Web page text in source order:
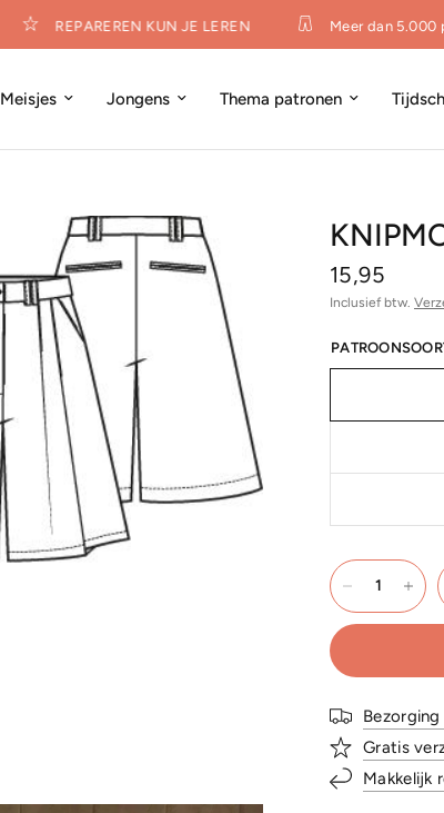
REPAREREN KUN JE LEREN Meer dan 5.000
Meisjes Jongens Thema patronen
15,95
Inclusief btw.
Gratis
Makkelijk